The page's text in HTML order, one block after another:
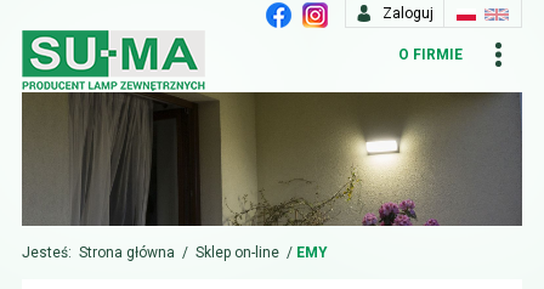
Zaloguj
O FIRMIE
Jesteś: Strona główna / Sklep on-line / EMY